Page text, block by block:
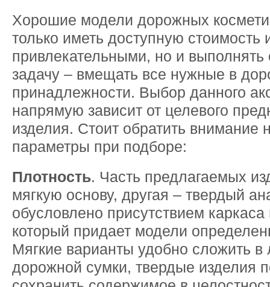
Хорошие модели дорожных
только иметь доступную
привлекательными, но и выполнять
задачу – вмещать все нужные в
принадлежности. Выбор данного
напрямую зависит от целевого
изделия. Стоит обратить внимание
параметры при подборе:
Плотность. Часть предлагаемых
мягкую основу, другая – твердый
обусловлено присутствием
который придает модели
Мягкие варианты удобно сложить в
дорожной сумки, твердые изделия